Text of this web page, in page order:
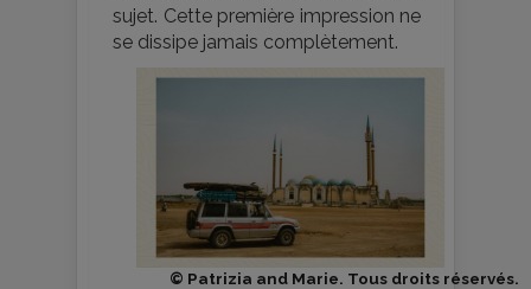
sujet. Cette première impression ne
se dissipe jamais complètement.
© Patrizia and Marie. Tous droits réservés.